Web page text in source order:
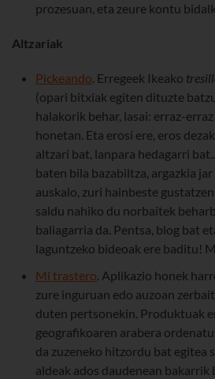
prozesuan, eta zeure kontu
Altzariak
Pickeando. Erregeek Ikeako
(opari bitxiak egiten dituzte
halakorik behar, lasai: erraz-
honetan. Eta erosi ere, eros
altzari bat, lanpara hedagarri
baten bila bazabiltza, argazkia jar
auskalo, zuri hainbeste
saldu nahiko du norbaitek
baliagarria da. Pentsa, blog bat
laguntzeko bideoak ere baditu!
Mi trastero. Aplikazio honek
zure inguruan edo auzoan
duten pertsonekin. Produktuak
geografikoaren arabera
da zuzeneko hitzordu bat egitea
aldeak ados daudenean bakarrik